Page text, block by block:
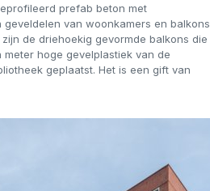
prefab beton met
van woonkamers en balkons
de driehoekig gevormde balkons die
hoge gevelplastiek van de
geplaatst. Het is een gift van